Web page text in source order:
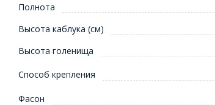
Полнота
Высота каблука (см)
Высота голенища
Способ крепления
Фасон